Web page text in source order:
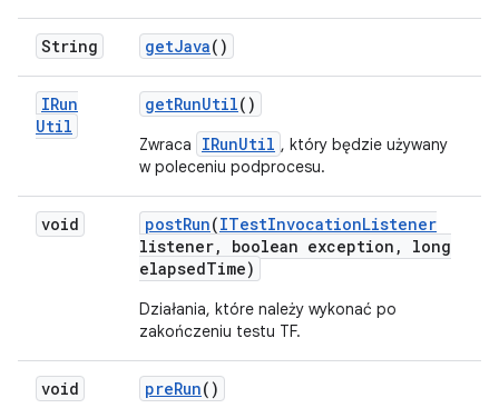
String getJava()
IRun
Util
getRunUtil()
Zwraca IRunUtil , który będzie używany
w poleceniu podprocesu.
void postRun(ITestInvocationListener
listener, boolean exception ,
long
elapsedTime)
Działania, które należy wykonać po
zakończeniu testu TF.
void preRun()